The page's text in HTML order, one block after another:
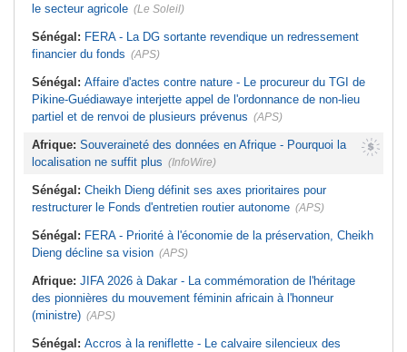
le secteur agricole (Le Soleil)
Sénégal: FERA - La DG sortante revendique un redressement
financier du fonds (APS)
Sénégal: Affaire d'actes contre nature - Le procureur du TGI de
Pikine-Guédiawaye interjette appel de l'ordonnance de non-lieu
partiel et de renvoi de plusieurs prévenus (APS)
Afrique: Souveraineté des données en Afrique - Pourquoi la
localisation ne suffit plus (InfoWire)
Sénégal: Cheikh Dieng définit ses axes prioritaires pour
restructurer le Fonds d'entretien routier autonome (APS)
Sénégal: FERA - Priorité à l'économie de la préservation, Cheikh
Dieng décline sa vision (APS)
Afrique: JIFA 2026 à Dakar - La commémoration de l'héritage
des pionnières du mouvement féminin africain à l'honneur
(ministre) (APS)
Sénégal: Accros à la reniflette - Le calvaire silencieux des